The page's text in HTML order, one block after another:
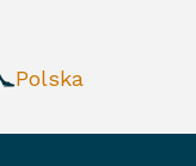
Polska